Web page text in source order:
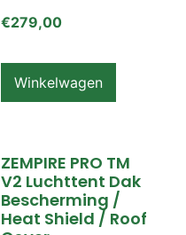
€279,00
Winkelwagen
ZEMPIRE PRO TM
V2 Luchttent Dak
Bescherming /
Heat Shield / Roof